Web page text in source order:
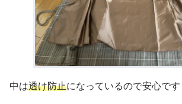
中は透け防止になっているので安心です